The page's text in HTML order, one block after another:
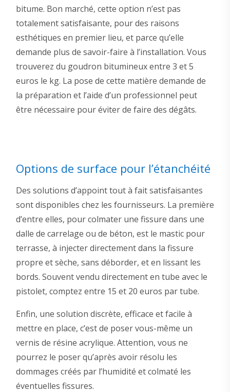
bitume. Bon marché, cette option n’est pas
totalement satisfaisante, pour des raisons
esthétiques en premier lieu, et parce qu’elle
demande plus de savoir-faire à l’installation. Vous
trouverez du goudron bitumineux entre 3 et 5
euros le kg. La pose de cette matière demande de
la préparation et l’aide d’un professionnel peut
être nécessaire pour éviter de faire des dégâts.
Options de surface pour l’étanchéité
Des solutions d’appoint tout à fait satisfaisantes
sont disponibles chez les fournisseurs. La première
d’entre elles, pour colmater une fissure dans une
dalle de carrelage ou de béton, est le mastic pour
terrasse, à injecter directement dans la fissure
propre et sèche, sans déborder, et en lissant les
bords. Souvent vendu directement en tube avec le
pistolet, comptez entre 15 et 20 euros par tube.
Enfin, une solution discrète, efficace et facile à
mettre en place, c’est de poser vous-même un
vernis de résine acrylique. Attention, vous ne
pourrez le poser qu’après avoir résolu les
dommages créés par l’humidité et colmaté les
éventuelles fissures.